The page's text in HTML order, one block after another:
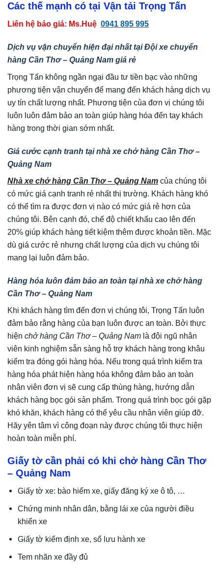
Các thế mạnh có tại Vận tải Trọng Tấn
Liên hệ báo giá: Ms.Huệ 0941 895 995
Dịch vụ vận chuyển hiện đại nhất tại Đội xe chuyển
hàng Cần Thơ – Quảng Nam giá rẻ
Trọng Tấn không ngần ngại đầu tư tiền bạc vào những
phương tiện vận chuyển để mang đến khách hàng dịch vụ
uy tín chất lượng nhất. Phương tiện của đơn vị chúng tôi
luôn luôn đảm bảo an toàn giúp hàng hóa đến tay khách
hàng trong thời gian sớm nhất.
Giá cước cạnh tranh tại nhà xe chở hàng Cần Thơ –
Quảng Nam
Nhà xe chở hàng Cần Thơ – Quảng Nam của chúng tôi
có mức giá cạnh tranh rẻ nhất thị trường. Khách hàng khó
có thể tìm ra được đơn vị nào có mức giá rẻ hơn của
chúng tôi. Bên cạnh đó, chế độ chiết khấu cao lên đến
20% giúp khách hàng tiết kiệm thêm được khoản tiền. Mặc
dù giá cước rẻ nhưng chất lượng của dịch vụ chúng tôi
mang lại luôn đảm bảo.
Hàng hóa luôn đảm bảo an toàn tại nhà xe chở hàng
Cần Thơ – Quảng Nam
Khi khách hàng tìm đến đơn vị chúng tôi, Trọng Tấn luôn
đảm bảo rằng hàng của bạn luôn được an toàn. Bởi thực
hiện chở hàng Cần Thơ – Quảng Nam là đội ngũ nhân
viên kinh nghiệm sẵn sàng hỗ trợ khách hàng trong khâu
kiểm tra đóng gói hàng hóa. Nếu trong quá trình kiểm tra
hàng hóa phát hiện hàng hóa không đảm bảo an toàn
nhân viên đơn vị sẽ cung cấp thùng hàng, hướng dẫn
khách hàng bọc gói sản phẩm. Trong quá trình bọc gói gặp
khó khăn, khách hàng có thể yêu cầu nhân viên giúp đỡ.
Hãy yên tâm vì công đoạn này được chúng tôi thực hiện
hoàn toàn miễn phí.
Giấy tờ cần phải có khi chở hàng Cần Thơ
– Quảng Nam
Giấy tờ xe: bào hiểm xe, giấy đăng ký xe ô tô, …
Chứng minh nhân dân, bằng lái xe của người điều
khiển xe
Giấy tờ kiểm định xe, sổ lưu hành xe
Tem nhãn xe đầy đủ